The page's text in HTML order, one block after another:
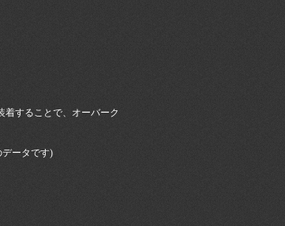
着することで、オーバーク
データです)